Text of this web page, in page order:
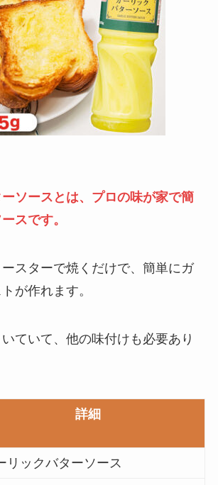
ソースとは、プロの味が家で簡
スです。
スターで焼くだけで、簡単にガ
が作れます。
ていて、他の味付けも必要あり
詳細
リックバターソース